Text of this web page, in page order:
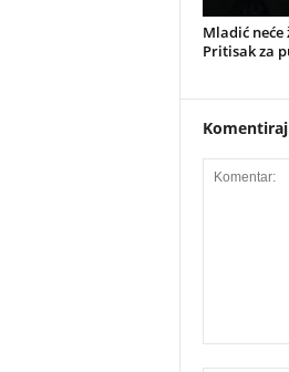
​Mladić neće
Pritisak za
Komentiraj